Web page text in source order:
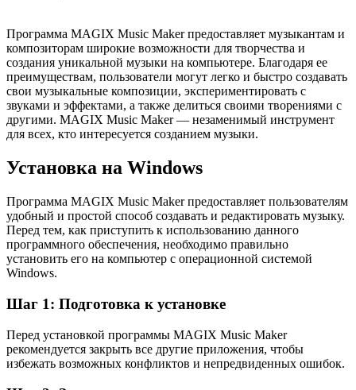
Программа MAGIX Music Maker предоставляет музыкантам и
композиторам широкие возможности для творчества и
создания уникальной музыки на компьютере. Благодаря ее
преимуществам, пользователи могут легко и быстро создавать
свои музыкальные композиции, экспериментировать с
звуками и эффектами, а также делиться своими творениями с
другими. MAGIX Music Maker — незаменимый инструмент
для всех, кто интересуется созданием музыки.
Установка на Windows
Программа MAGIX Music Maker предоставляет пользователям
удобный и простой способ создавать и редактировать музыку.
Перед тем, как приступить к использованию данного
программного обеспечения, необходимо правильно
установить его на компьютер с операционной системой
Windows.
Шаг 1: Подготовка к установке
Перед установкой программы MAGIX Music Maker
рекомендуется закрыть все другие приложения, чтобы
избежать возможных конфликтов и непредвиденных ошибок.